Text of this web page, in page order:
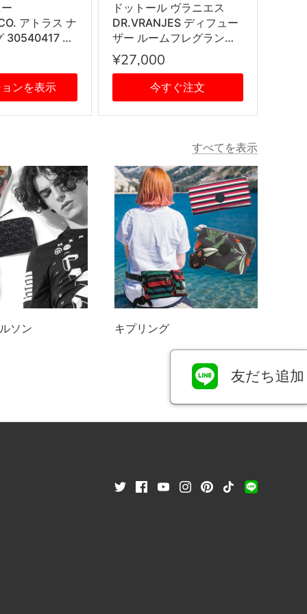
友だち追加
アトラス ナ
30540417 指
ンを表示
ドットール ヴラニエス
DR.VRANJES ディフュー
ザー ルームフレグランス
ホームフレグランス 香り
AQUA 500ml ボトル ステ
ィック インテリア雑貨
¥27,000
今すぐ注文
すべてを表示
ソン キプリング